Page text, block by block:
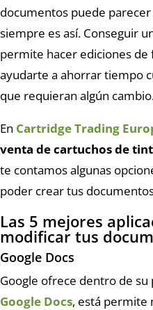
documentos puede
siempre es así. Conseguir
permite hacer ediciones de
ayudarte a ahorrar tiempo
que requieran algún
En Cartridge Trading
venta de cartuchos de
te contamos algunas
poder crear tus
Las 5 mejores
modificar tus
Google Docs
Google ofrece dentro de su
Google Docs, está permite